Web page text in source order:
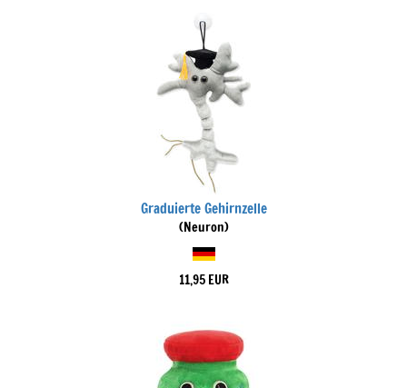
Graduierte Gehirnzelle
(Neuron)
11,95 EUR